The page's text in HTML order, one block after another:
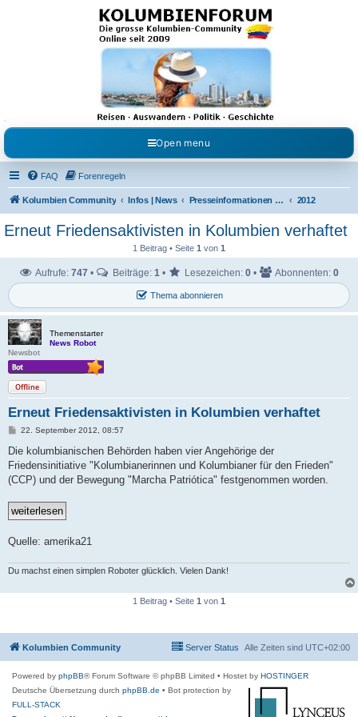
Kolumbienforum - Das
grosse Forum der
Freunde Kolumbiens
Reisen, Auswandern, Kultur, Politik, Geschichte und Visum in Kolumbien und Venezuela.
Austausch, Erfahrungen und Gemeinschaft im Kolumbienforum
Open menu
FAQ Forenregeln
Kolumbien Community Infos | News Presseinformationen & Neuigkeiten 2012
Erneut Friedensaktivisten in Kolumbien verhaftet
1 Beitrag • Seite 1 von 1
Thema abonnieren
Aufrufe: 747 • Beiträge: 1 • Lesezeichen: 0 • Abonnenten: 0
Themenstarter
News Robot
Newsbot
Offline
Erneut Friedensaktivisten in Kolumbien verhaftet
B
i
r
a
22. September 2012, 08:57
Die kolumbianischen Behörden haben vier Angehörige der
Friedensinitiative "Kolumbianerinnen und Kolumbianer für den Frieden"
(CCP) und der Bewegung "Marcha Patriótica" festgenommen worden.
Quelle: amerika21
Du machst einen simplen Roboter glücklich. Vielen Dank!
1 Beitrag • Seite 1 von 1
Kolumbien Community Alle Zeiten sind UTC+02:00
Server Status
Powered by phpBB® Forum Software © phpBB Limited • Hostet by HOSTINGER
Deutsche Übersetzung durch phpBB.de • Bot protection by
FULL-STACK